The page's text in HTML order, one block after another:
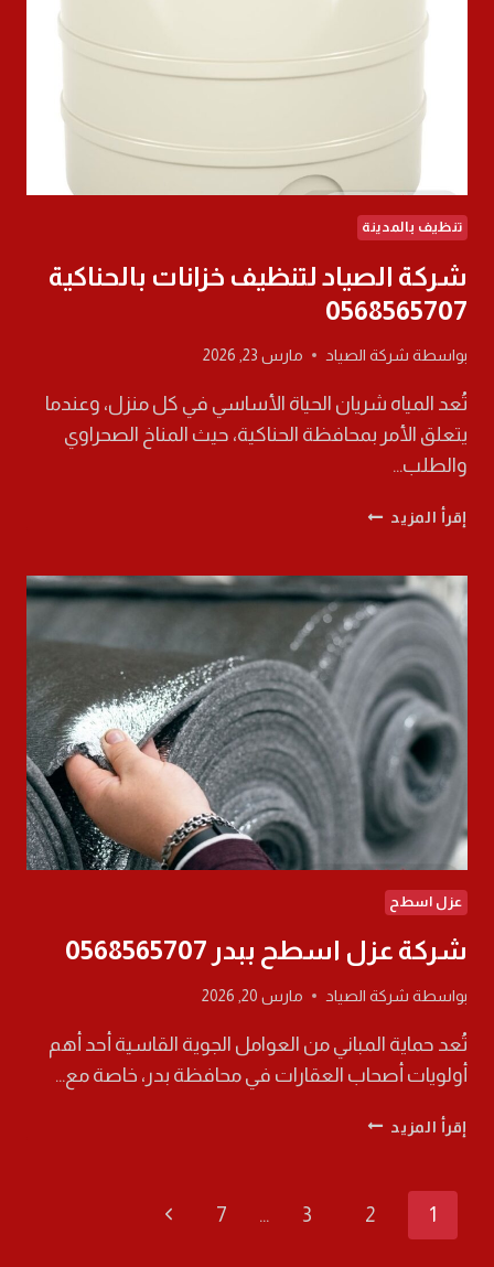
تنظيف بالمدينة
شركة الصياد لتنظيف خزانات بالحناكية
0568565707
بواسطة شركة الصياد مارس 23, 2026
تُعد المياه شريان الحياة الأساسي في كل منزل، وعندما
يتعلق الأمر بمحافظة الحناكية، حيث المناخ الصحراوي
والطلب…
إقرأ المزيد شركة
خزانات
بالحناكية
0568565707
عزل اسطح
شركة عزل اسطح ببدر 0568565707
بواسطة شركة الصياد مارس 20, 2026
تُعد حماية المباني من العوامل الجوية القاسية أحد أهم
أولويات أصحاب العقارات في محافظة بدر، خاصة مع…
إقرأ المزيد شركة
0568565707
تنقل
1
2
3
…
7
الصفحة